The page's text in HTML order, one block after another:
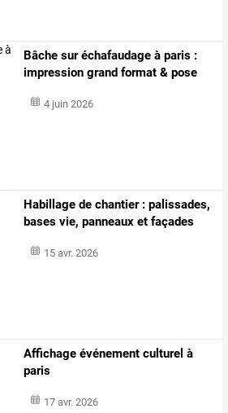
Bâche sur échafaudage à paris :
impression grand format & pose
4 juin 2026
Habillage de chantier : palissades,
bases vie, panneaux et façades
15 avr. 2026
Affichage événement culturel à
paris
17 avr. 2026